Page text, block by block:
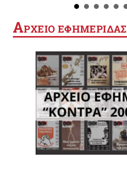
ΑΡΧΕΙΟ ΕΦΗΜΕΡΙΔΑΣ